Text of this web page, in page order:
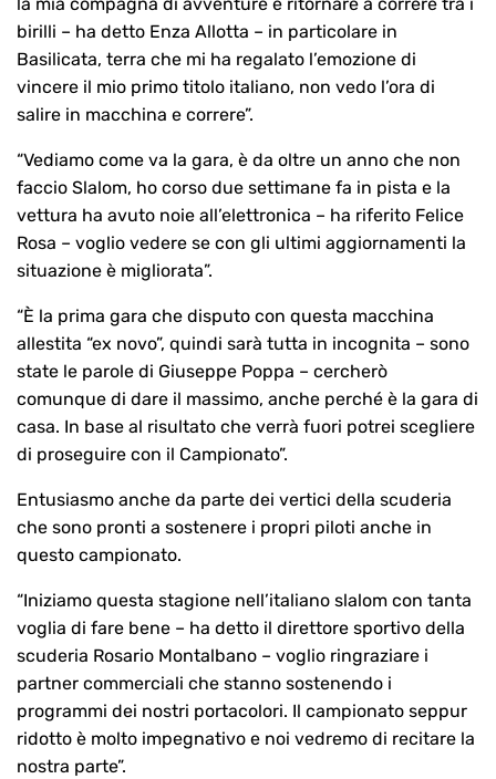
birilli – ha detto Enza Allotta – in particolare in
Basilicata, terra che mi ha regalato l’emozione di
vincere il mio primo titolo italiano, non vedo l’ora di
salire in macchina e correre”.
“Vediamo come va la gara, è da oltre un anno che non
faccio Slalom, ho corso due settimane fa in pista e la
vettura ha avuto noie all’elettronica – ha riferito Felice
Rosa – voglio vedere se con gli ultimi aggiornamenti la
situazione è migliorata”.
“È la prima gara che disputo con questa macchina
allestita “ex novo”, quindi sarà tutta in incognita – sono
state le parole di Giuseppe Poppa – cercherò
comunque di dare il massimo, anche perché è la gara di
casa. In base al risultato che verrà fuori potrei scegliere
di proseguire con il Campionato”.
Entusiasmo anche da parte dei vertici della scuderia
che sono pronti a sostenere i propri piloti anche in
questo campionato.
“Iniziamo questa stagione nell’italiano slalom con tanta
voglia di fare bene – ha detto il direttore sportivo della
scuderia Rosario Montalbano – voglio ringraziare i
partner commerciali che stanno sostenendo i
programmi dei nostri portacolori. Il campionato seppur
ridotto è molto impegnativo e noi vedremo di recitare la
nostra parte”.